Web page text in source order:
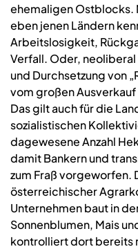
ehemaligen Ostblocks.
eben jenen Ländern
Arbeitslosigkeit,
Verfall. Oder,
und Durchsetzung von
vom großen
Das gilt auch für die
sozialistischen
dagewesene Anzahl
damit Bankern und
zum Fraß vorgeworfen.
österreichischer
Unternehmen baut in
Sonnenblumen, Mais
kontrolliert dort bereits